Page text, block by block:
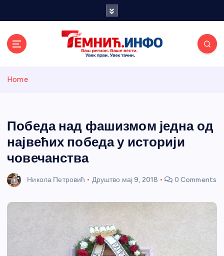
и портал
Home
Победа над фашизмом једна од
највећих победа у историји
човечанства
Никола Петровић Друштво мај 9, 2018 0 Comments